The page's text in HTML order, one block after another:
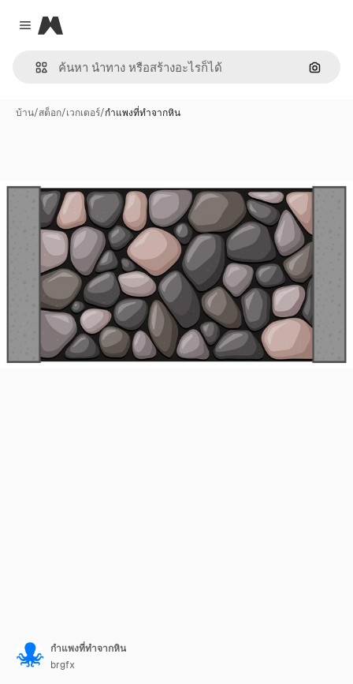
Close menu
Magnific
ค้นหา
บ้าน/สต็อก/เวกเตอร์/กำแพงที่ทำจากหิน
กำแพงที่ทำจากหิน
brgfx